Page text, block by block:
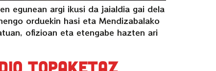
egunean argi ikusi da jaialdia gai dela
orduekin hasi eta Mendizabalako
ofizioan eta etengabe hazten ari